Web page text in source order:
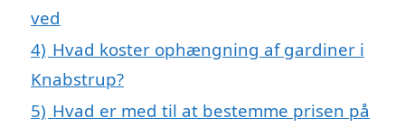
ved
4) Hvad koster ophængning af gardiner i
Knabstrup?
5) Hvad er med til at bestemme prisen på